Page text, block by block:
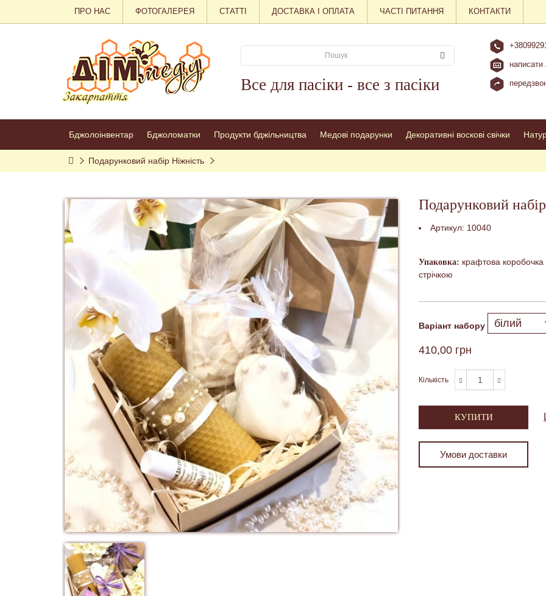
ПРО НАС ФОТОГАЛЕРЕЯ СТАТТІ ДОСТАВКА І ОПЛАТА ЧАСТІ ПИТАННЯ КОНТАКТИ
Все для пасіки - все з пасіки
написати
Бджолоінвентар Бджоломатки Продукти бджільництва Медові подарунки Декоративні воскові свічки
Подарунковий набір Ніжність
Подарунковий
Артикул: 10040
Упаковка: крафтова
стрічкою
Варіант набору
410,00 грн
Кількість
КУПИТИ
Умови доставки